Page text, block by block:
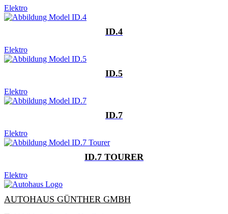
Elektro
ID.4
Elektro
ID.5
Elektro
ID.7
Elektro
ID.7 TOURER
Elektro
AUTOHAUS GÜNTHER GMBH